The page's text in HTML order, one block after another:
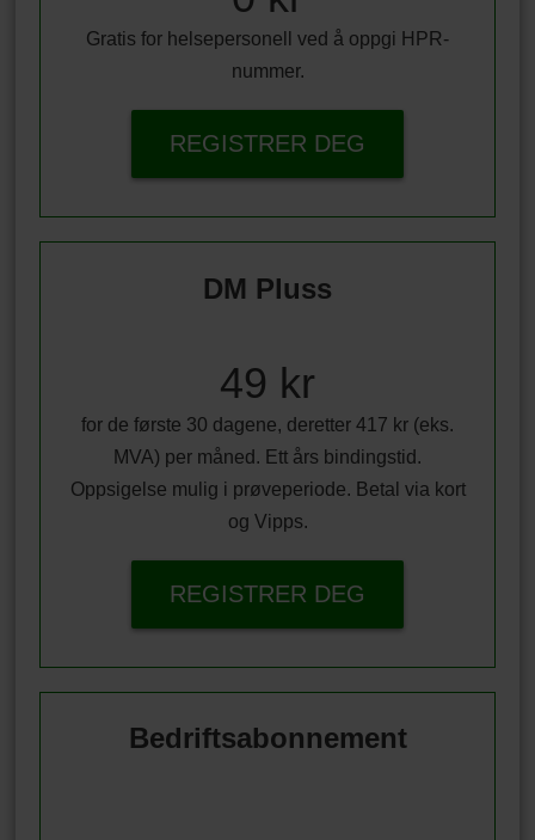
Gratis for helsepersonell ved å oppgi HPR-
nummer.
REGISTRER DEG
DM Pluss
49 kr
for de første 30 dagene, deretter 417 kr (eks.
MVA) per måned. Ett års bindingstid.
Oppsigelse mulig i prøveperiode. Betal via kort
og Vipps.
REGISTRER DEG
Bedriftsabonnement